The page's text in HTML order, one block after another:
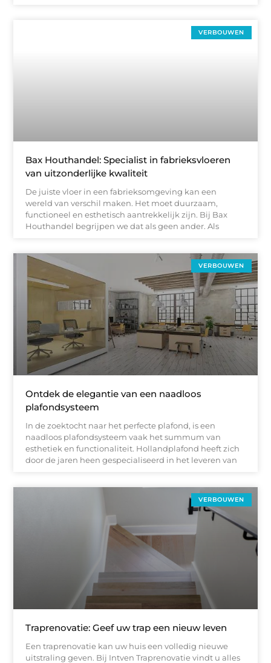
VERBOUWEN
Bax Houthandel: Specialist in fabrieksvloeren
van uitzonderlijke kwaliteit
De juiste vloer in een fabrieksomgeving kan een
wereld van verschil maken. Het moet duurzaam,
functioneel en esthetisch aantrekkelijk zijn. Bij Bax
Houthandel begrijpen we dat als geen ander. Als
VERBOUWEN
Ontdek de elegantie van een naadloos
plafondsysteem
In de zoektocht naar het perfecte plafond, is een
naadloos plafondsysteem vaak het summum van
esthetiek en functionaliteit. Hollandplafond heeft zich
door de jaren heen gespecialiseerd in het leveren van
VERBOUWEN
Traprenovatie: Geef uw trap een nieuw leven
Een traprenovatie kan uw huis een volledig nieuwe
uitstraling geven. Bij Intven Traprenovatie vindt u alles